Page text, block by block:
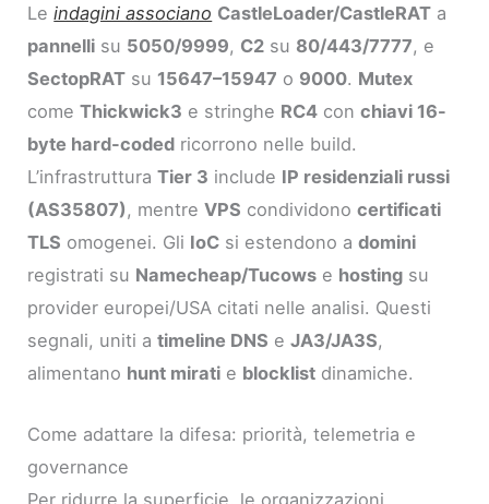
Leindagini associano CastleLoader/CastleRAT a
pannelli su 5050/9999, C2 su 80/443/7777, e
SectopRAT su 15647–15947 o 9000. Mutex
comeThickwick3 e stringhe RC4 conchiavi 16-
byte hard-coded ricorrono nelle build.
L’infrastrutturaTier 3 include IP residenziali russi
(AS35807) , mentreVPS condividonocertificati
TLS omogenei. Gli IoC si estendono adomini
registrati su Namecheap/Tucows e hosting su
provider europei/USA citati nelle analisi. Questi
segnali, uniti atimeline DNS eJA3/JA3S,
alimentano hunt mirati e blocklist dinamiche.
Come adattare la difesa: priorità, telemetria e
governance
Per ridurre la superficie, le organizzazioni